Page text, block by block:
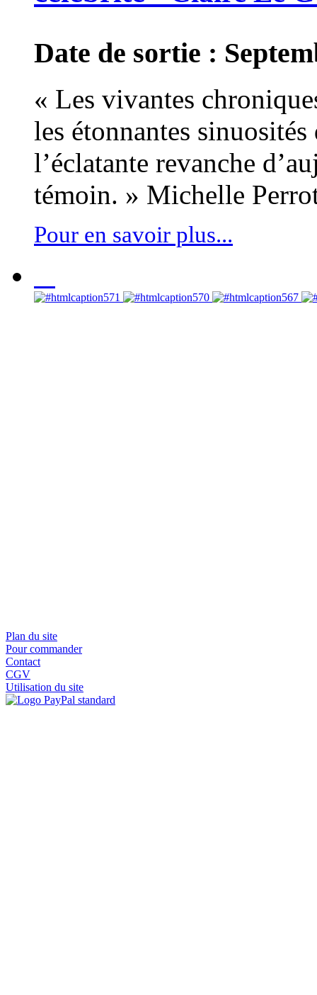
Date de sortie :
« Les vivantes
les étonnantes
l’éclatante revanche
témoin. » Michelle
Pour en savoir plus...
Plan du site
Pour commander
Contact
CGV
Utilisation du site